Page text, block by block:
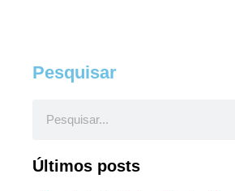
Pesquisar
Últimos posts